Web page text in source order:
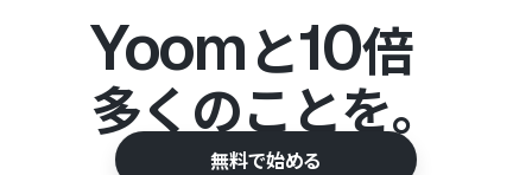
Yoomと10倍
多くのことを。
無料で始める